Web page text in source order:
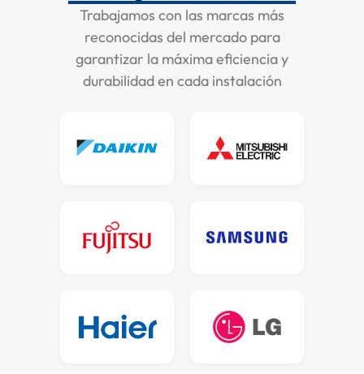
Trabajamos con las marcas más
reconocidas del mercado para
garantizar la máxima eficiencia y
durabilidad en cada instalación